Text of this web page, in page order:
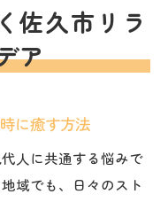
佐久市リラ
ア
に癒す方法
人に共通する悩みで
域でも、日々のスト